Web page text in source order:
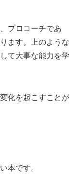
プロコーチであ
ます。上のような
て大事な能力を学
化を起こすことが
本です。